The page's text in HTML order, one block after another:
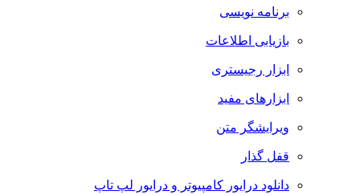
برنامه نویسی
بازیابی اطلاعات
ابزار رجیستری
ابزارهای مفید
ویرایشگر متن
قفل گذار
دانلود درایور کامپیوتر و درایور لپ تاپ